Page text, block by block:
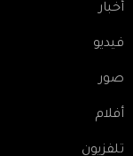
أخبار
فيديو
صور
أفلام
تلفزيون